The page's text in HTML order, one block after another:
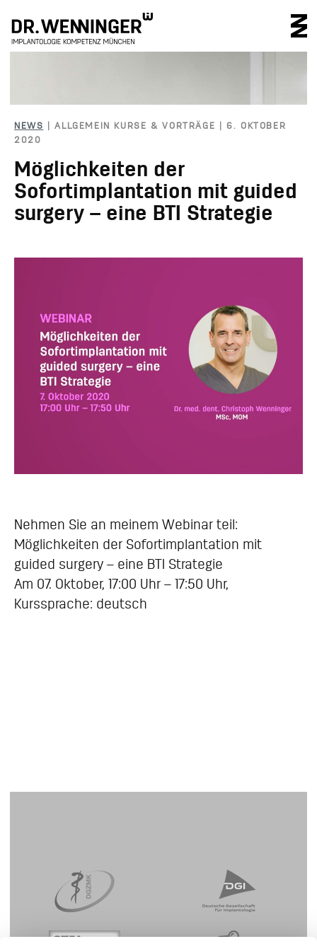
NEWS | ALLGEMEIN KURSE & VORTRÄGE | 6. OKTOBER
2020
Möglichkeiten der
Sofortimplantation mit guided
surgery – eine BTI Strategie
Nehmen Sie an meinem Webinar teil:
Möglichkeiten der Sofortimplantation mit
guided surgery – eine BTI Strategie
Am 07. Oktober, 17:00 Uhr – 17:50 Uhr,
Kurssprache: deutsch